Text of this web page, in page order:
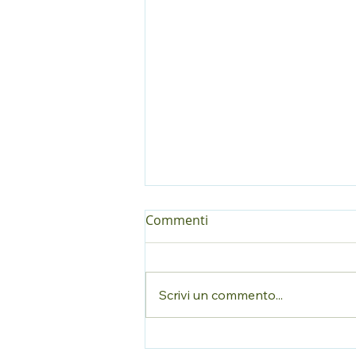
Scrivi ovunque ti trovi
Commenti
Scrivi un commento...